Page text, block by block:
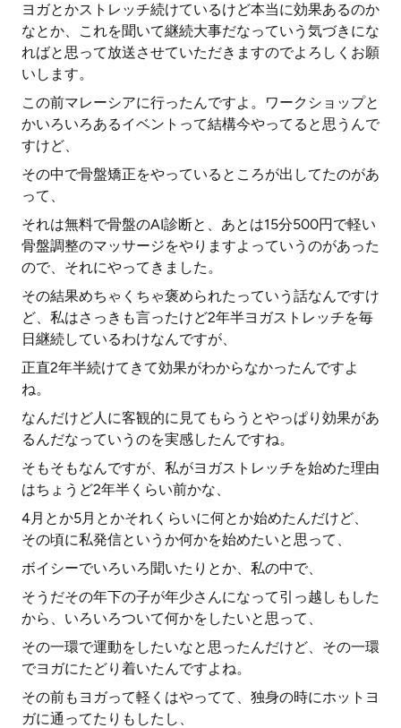
ヨガとかストレッチ続けているけど本当に効果あるのか
なとか、これを聞いて継続大事だなっていう気づきにな
ればと思って放送させていただきますのでよろしくお願
いします。
この前マレーシアに行ったんですよ。ワークショップと
かいろいろあるイベントって結構今やってると思うんで
すけど、
その中で骨盤矯正をやっているところが出してたのがあ
って、
それは無料で骨盤のAI診断と、あとは15分500円で軽い
骨盤調整のマッサージをやりますよっていうのがあった
ので、それにやってきました。
その結果めちゃくちゃ褒められたっていう話なんですけ
ど、私はさっきも言ったけど2年半ヨガストレッチを毎
日継続しているわけなんですが、
正直2年半続けてきて効果がわからなかったんですよ
ね。
なんだけど人に客観的に見てもらうとやっぱり効果があ
るんだなっていうのを実感したんですね。
そもそもなんですが、私がヨガストレッチを始めた理由
はちょうど2年半くらい前かな、
4月とか5月とかそれくらいに何とか始めたんだけど、
その頃に私発信というか何かを始めたいと思って、
ボイシーでいろいろ聞いたりとか、私の中で、
そうだその年下の子が年少さんになって引っ越しもした
から、いろいろついて何かをしたいと思って、
その一環で運動をしたいなと思ったんだけど、その一環
でヨガにたどり着いたんですよね。
その前もヨガって軽くはやってて、独身の時にホットヨ
ガに通ってたりもしたし、